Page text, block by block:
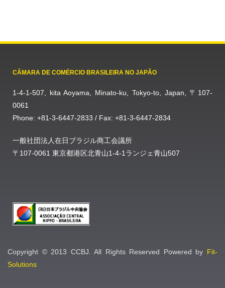
CÂMARA DE COMÉRCIO BRASILEIRA NO JAPÃO
1-4-1-507, kita Aoyama, Minato-ku, Tokyo-to, Japan, 〒107-
0061
Phone: +81-3-6447-2833 / Fax: +81-3-6447-2834
一般社団法人在日ブラジル商工会議所
〒107-0061 東京都港区北青山1-4-1ランジェ青山507
Copyright © 2013 CCBJ. All Rights Reserved Powered by Fit-
Solutions